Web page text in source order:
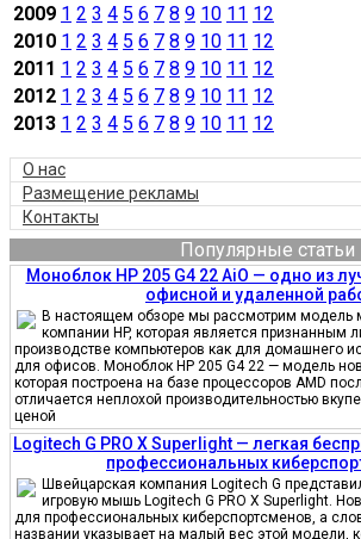
2009 1 2 3 4 5 6 7 8 9 10 11 12
2010 1 2 3 4 5 6 7 8 9 10 11 12
2011 1 2 3 4 5 6 7 8 9 10 11 12
2012 1 2 3 4 5 6 7 8 9 10 11 12
2013 1 2 3 4 5 6 7 8 9 10 11 12
О нас
Размещение рекламы
Контакты
Популярные статьи
Моноблок HP 205 G4 22 AiO — одно из
офисной и удаленной
В настоящем обзоре мы рассмотрим модель
компании HP, которая является признанным
производстве компьютеров как для домашнего
для офисов. Моноблок HP 205 G4 22 — модель
которая построена на базе процессоров AMD
отличается неплохой производительностью
ценой
Logitech G PRO X Superlight — легкая
профессиональных
Швейцарская компания Logitech G
игровую мышь Logitech G PRO X Superlight.
для профессиональных киберспортсменов, а
названии указывает на малый вес этой модели,